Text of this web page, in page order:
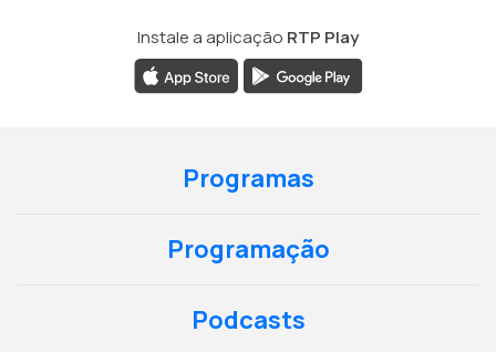
Instale a aplicação RTP Play
Programas
Programação
Podcasts